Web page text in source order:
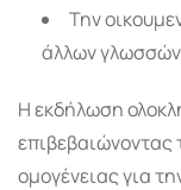
Την
άλλων
Η εκδήλωση
επιβεβαιώνοντας
ομογένειας για